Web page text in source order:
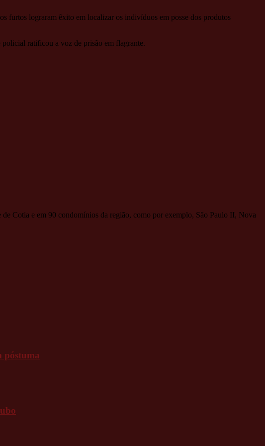
furtos lograram êxito em localizar os indivíduos em posse dos produtos
ratificou a voz de prisão em flagrante.
Cotia e em 90 condomínios da região, como por exemplo, São Paulo II, Nova
póstuma